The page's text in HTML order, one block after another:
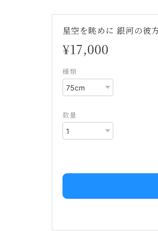
星空を眺めに 銀河の彼
¥17,000
種類
数量